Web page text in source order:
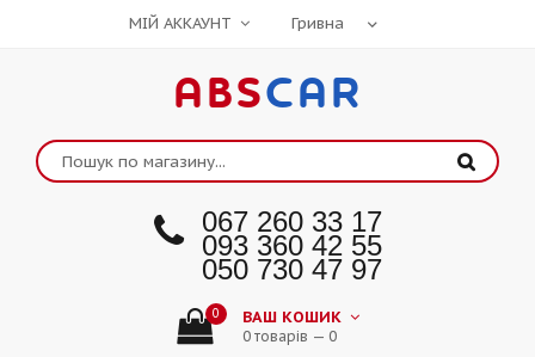
МІЙ АККАУНТ
ABSCAR
067 260 33 17
093 360 42 55
050 730 47 97
0 ВАШ КОШИК
0 товарів — 0